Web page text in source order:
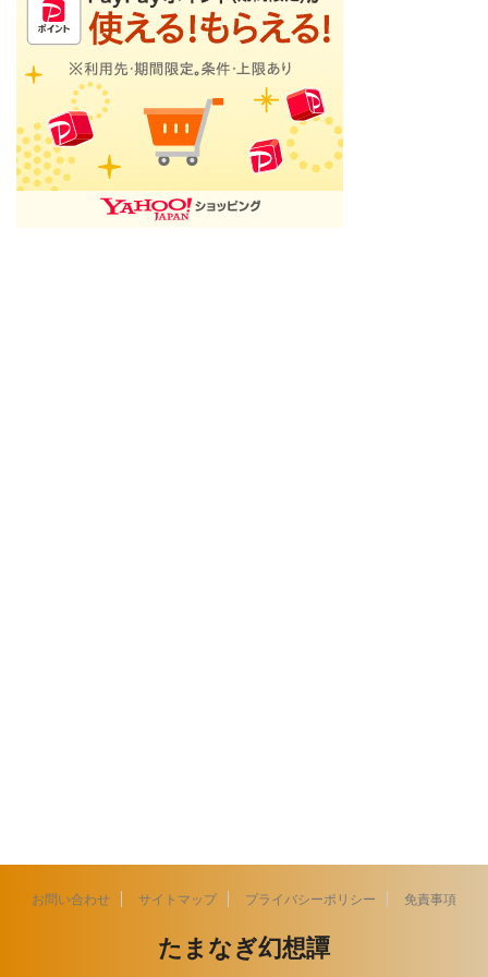
お問い合わせ サイトマップ プライバシーポリシー 免責事項
たまなぎ幻想譚